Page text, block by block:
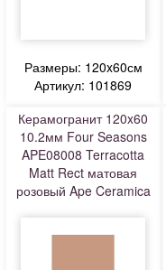
Размеры: 120x60см
Артикул: 101869
Керамогранит 120x60
10.2мм Four Seasons
APE08008 Terracotta
Matt Rect матовая
розовый Ape Ceramica